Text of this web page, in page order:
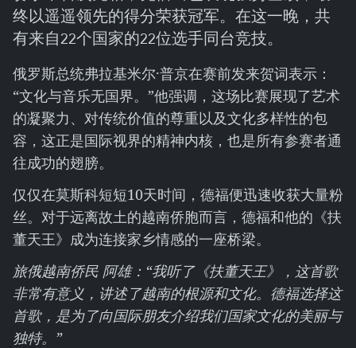
终以遥遥领先的得分荣获冠军。在这一晚，共
有来自22个国家的22位选手同台竞技。
俄罗斯总统弗拉基米尔·普京在赛前发来贺词表示：
“文化与音乐无国界。”他强调，这场比赛展现了艺术
的凝聚力、对传统价值的尊重以及文化多样性的包
容，这正是国际视界的精神内核，也是所有参赛者通
往成功的翅膀。
仅仅在莫斯科短短10天时间，德福便迅速收获大量粉
丝。对于远离故土的越南侨胞而言，德福和他的《扶
董天王》成为连接家乡情感的一座桥梁。
旅俄越南侨民 阿雄：“我听了《扶董天王》，这首歌
非常有意义，讲述了越南的根源和文化。德福选择这
首歌，是为了向国际朋友介绍我们国家文化的美丽与
独特。”